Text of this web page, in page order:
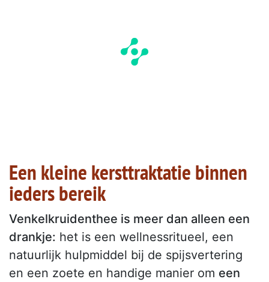
Een kleine kersttraktatie binnen
ieders bereik
Venkelkruidenthee is meer dan alleen een
drankje: het is een wellnessritueel, een
natuurlijk hulpmiddel bij de spijsvertering
en een zoete en handige manier om een